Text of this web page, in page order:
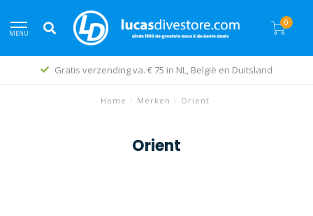
MENU
0
Gratis verzending va. € 75 in NL, België en Duitsland
Home / Merken / Orient
Orient